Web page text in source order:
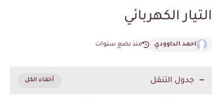
التيار الكهربائي
احمد الداوودي منذ بضع سنوات
جدول التنقل